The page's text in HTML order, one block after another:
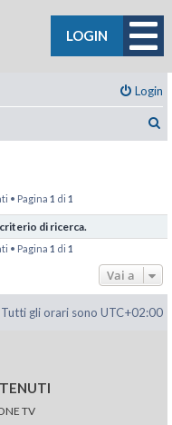
LOGIN
Login
• Pagina 1 di 1
di ricerca.
• Pagina 1 di 1
Vai a
Tutti gli orari sono UTC+02:00
TV